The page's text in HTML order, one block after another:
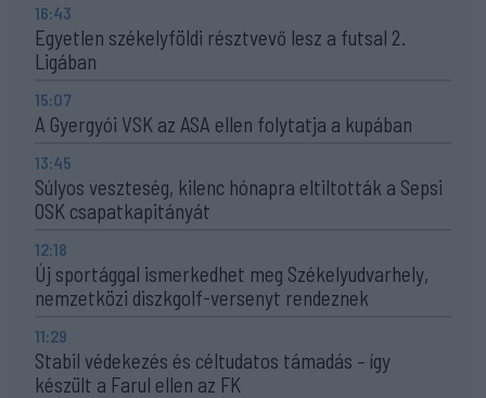
16:43
Egyetlen székelyföldi résztvevő lesz a futsal 2.
Ligában
15:07
A Gyergyói VSK az ASA ellen folytatja a kupában
13:45
Súlyos veszteség, kilenc hónapra eltiltották a Sepsi
OSK csapatkapitányát
12:18
Új sportággal ismerkedhet meg Székelyudvarhely,
nemzetközi diszkgolf-versenyt rendeznek
11:29
Stabil védekezés és céltudatos támadás – így
készült a Farul ellen az FK